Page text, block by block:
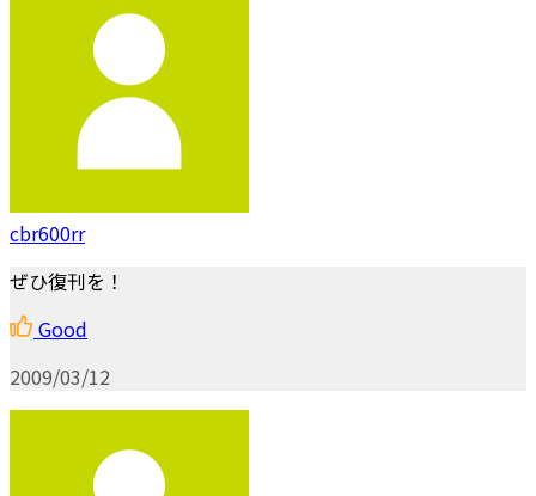
cbr600rr
ぜひ復刊を！
Good
2009/03/12